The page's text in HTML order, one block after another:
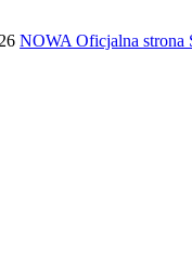
NOWA Oficjalna strona